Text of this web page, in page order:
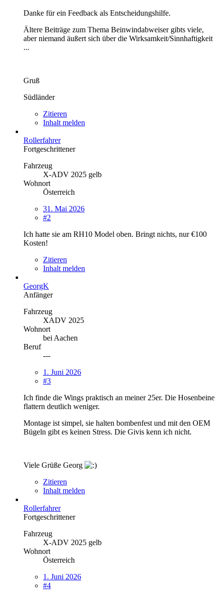
Danke für ein Feedback als Entscheidungshilfe.
Ältere Beiträge zum Thema Beinwindabweiser gibts viele,
aber niemand äußert sich über die Wirksamkeit/Sinnhaftigkeit
...
Gruß
Südländer
Zitieren
Inhalt melden
Rollerfahrer
Fortgeschrittener
Fahrzeug
X-ADV 2025 gelb
Wohnort
Österreich
31. Mai 2026
#2
Ich hatte sie am RH10 Model oben. Bringt nichts, nur €100
Kosten!
Zitieren
Inhalt melden
GeorgK
Anfänger
Fahrzeug
XADV 2025
Wohnort
bei Aachen
Beruf
---
1. Juni 2026
#3
Ich finde die Wings praktisch an meiner 25er. Die Hosenbeine
flattern deutlich weniger.
Montage ist simpel, sie halten bombenfest und mit den OEM
Bügeln gibt es keinen Stress. Die Givis kenn ich nicht.
Viele Grüße Georg
Zitieren
Inhalt melden
Rollerfahrer
Fortgeschrittener
Fahrzeug
X-ADV 2025 gelb
Wohnort
Österreich
1. Juni 2026
#4